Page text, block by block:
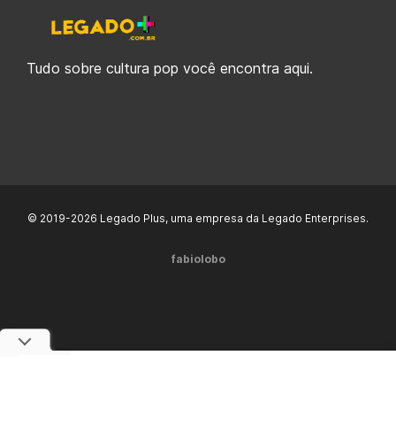
Tudo sobre cultura pop você encontra aqui.
© 2019-2026 Legado Plus, uma empresa da Legado Enterprises.
fabiolobo